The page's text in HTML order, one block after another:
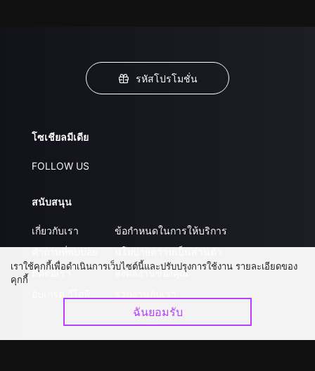
รหัสโปรโมชั่น
โซเชียลมีเดีย
FOLLOW US
สนับสนุน
เกี่ยวกับเรา
ติดต่อเรา
ข้อกำหนดในการให้บริการ
ส่งผลงานของคุณ
เราใช้คุกกี้เพื่อดำเนินการเว็บไซต์นี้และปรับปรุงการใช้งาน รายละเอียดของ
คุกกี้
ฉันยอมรับ